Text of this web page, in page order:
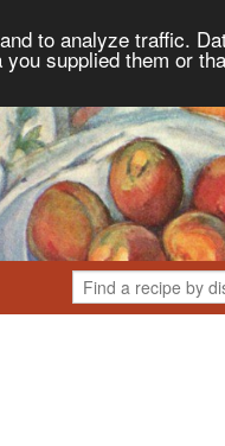
to analyze traffic.
supplied them or